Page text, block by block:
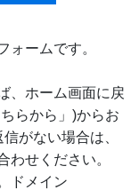
ォームです。
、ホーム画面に戻
らから」)からお
がない場合は、
わせください。
ドメイン